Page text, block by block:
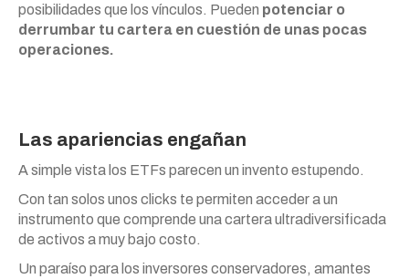
posibilidades que los vínculos. Pueden potenciar o
derrumbar tu cartera en cuestión de unas pocas
operaciones.
Las apariencias engañan
A simple vista los ETFs parecen un invento estupendo.
Con tan solos unos clicks te permiten acceder a un
instrumento que comprende una cartera ultradiversificada
de activos a muy bajo costo.
Un paraíso para los inversores conservadores, amantes